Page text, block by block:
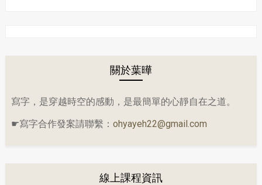
關於葉曄
寫字，是穿越時空的感動，是最簡單的心靜自在之道。
☛寫字合作發案請聯繫： ohyayeh22@gmail.com
線上課程資訊